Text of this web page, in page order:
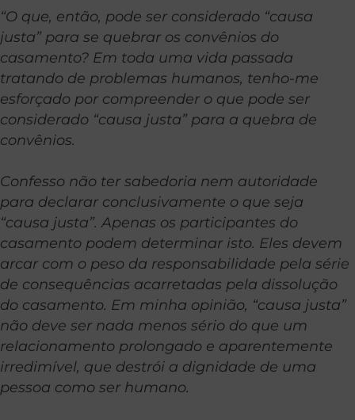
“O que, então, pode ser considerado “causa
justa” para se quebrar os convênios do
casamento? Em toda uma vida passada
tratando de problemas humanos, tenho-me
esforçado por compreender o que pode ser
considerado “causa justa” para a quebra de
convênios.
Confesso não ter sabedoria nem autoridade
para declarar conclusivamente o que seja
“causa justa”. Apenas os participantes do
casamento podem determinar isto. Eles devem
arcar com o peso da responsabilidade pela série
de consequências acarretadas pela dissolução
do casamento. Em minha opinião, “causa justa”
não deve ser nada menos sério do que um
relacionamento prolongado e aparentemente
irredimível, que destrói a dignidade de uma
pessoa como ser humano.